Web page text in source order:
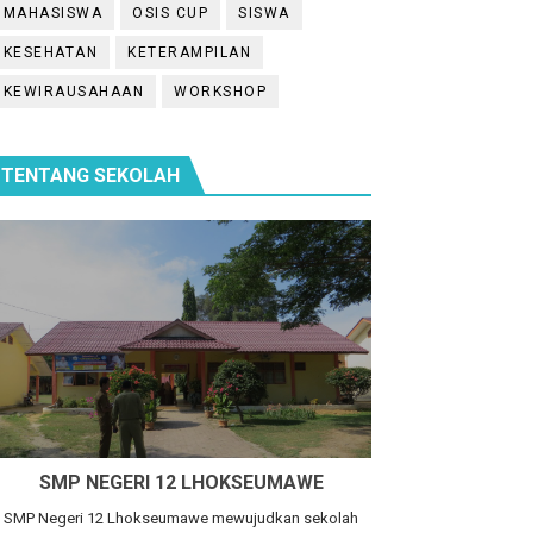
MAHASISWA OSIS CUP SISWA
KESEHATAN KETERAMPILAN
KEWIRAUSAHAAN WORKSHOP
TENTANG SEKOLAH
SMP NEGERI 12 LHOKSEUMAWE
SMP Negeri 12 Lhokseumawe mewujudkan sekolah